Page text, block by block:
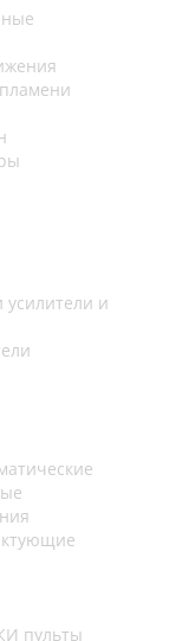
усилители и
пульты